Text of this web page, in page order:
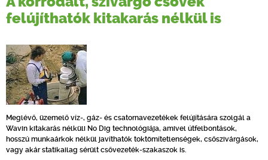
TERVEZÉSI SEGÉDLETEK
felújíthatók kitakarás nélkül is
Meglévő, üzemelő víz-, gáz- és csatornavezetékek felújítására szolgál a
Wavin kitakarás nélküli No Dig technológiája, amivel útfelbontások,
hosszú munkaárkok nélkül javíthatók toktömítetlenségek, csőszivárgások,
vagy akár statikailag sérült csővezeték-szakaszok is.